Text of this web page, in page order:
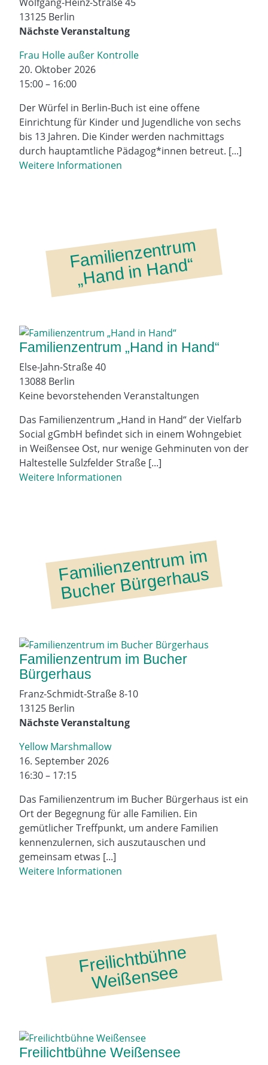
13125 Berlin
Nächste Veranstaltung
Frau Holle außer Kontrolle
20. Oktober 2026
15:00 – 16:00
Der Würfel in Berlin-Buch ist eine offene
Einrichtung für Kinder und Jugendliche von sechs
bis 13 Jahren. Die Kinder werden nachmittags
durch hauptamtliche Pädagog*innen betreut. [...]
Weitere Informationen
F
a
mili
e
nz
e
ntr
u
m
„
H
a
n
d i
n
H
a
n
d“
Familienzentrum „Hand in Hand“
Else-Jahn-Straße 40
13088 Berlin
Keine bevorstehenden Veranstaltungen
Das Familienzentrum „Hand in Hand“ der Vielfarb
Social gGmbH befindet sich in einem Wohngebiet
in Weißensee Ost, nur wenige Gehminuten von der
Haltestelle Sulzfelder Straße [...]
Weitere Informationen
F
a
mili
e
nz
e
ntr
u
m i
m
B
uc
h
er
B
ür
g
er
h
a
us
Familienzentrum im Bucher
Bürgerhaus
Franz-Schmidt-Straße 8-10
13125 Berlin
Nächste Veranstaltung
Yellow Marshmallow
16. September 2026
16:30 – 17:15
Das Familienzentrum im Bucher Bürgerhaus ist ein
Ort der Begegnung für alle Familien. Ein
gemütlicher Treffpunkt, um andere Familien
kennenzulernen, sich auszutauschen und
gemeinsam etwas [...]
Weitere Informationen
Fr
eilic
ht
b
ü
h
n
e
W
ei
ß
e
ns
e
e
Freilichtbühne Weißensee